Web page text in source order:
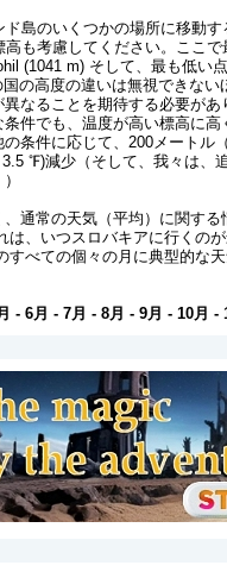
ド島のいくつかの場所に移動
高も考慮してください。ここで
(1041 m) そして、最も低い
の高度の違いは無視できない
なることを期待する必要があ
件でも、温度が高い標高に高
条件に応じて、200メートル
℉)減少（そして、我々は、
、通常の天気（平均）に関する
は、いつスロバキアに行くの
すべての個々の月に典型的な
-6月 -7月 -8月 -9月 -10月 -